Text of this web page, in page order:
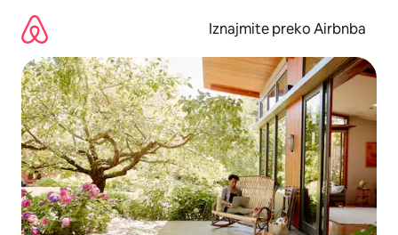
sadržaj
Iznajmite preko Airbnba